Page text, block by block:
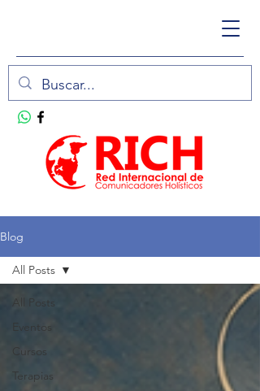
Blog
All Posts
Eventos
Cursos
Terapias
All Posts